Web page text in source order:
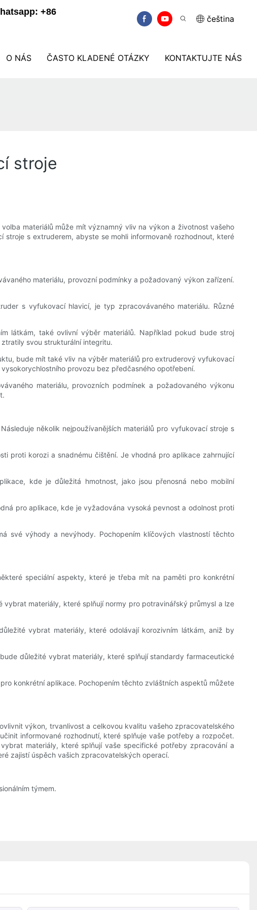
+86
čeština
O NÁS ČASTO KLADENÉ OTÁZKY KONTAKTUJTE NÁS
stroje
materiálů může mít významný vliv na výkon a životnost vašeho
s extruderem, abyste se mohli informovaně rozhodnout, které
materiálu, provozní podmínky a požadovaný výkon zařízení.
s vyfukovací hlavicí, je typ zpracovávaného materiálu. Různé
látkám, také ovlivní výběr materiálů. Například pokud bude stroj
svou strukturální integritu.
bude mít také vliv na výběr materiálů pro extruderový vyfukovací
provozu bez předčasného opotřebení.
materiálu, provozních podmínek a požadovaného výkonu
několik nejpoužívanějších materiálů pro vyfukovací stroje s
proti korozi a snadnému čištění. Je vhodná pro aplikace zahrnující
kde je důležitá hmotnost, jako jsou přenosná nebo mobilní
pro aplikace, kde je vyžadována vysoká pevnost a odolnost proti
své výhody a nevýhody. Pochopením klíčových vlastností těchto
speciální aspekty, které je třeba mít na paměti pro konkrétní
materiály, které splňují normy pro potravinářský průmysl a lze
vybrat materiály, které odolávají korozivním látkám, aniž by
důležité vybrat materiály, které splňují standardy farmaceutické
konkrétní aplikace. Pochopením těchto zvláštních aspektů můžete
výkon, trvanlivost a celkovou kvalitu vašeho zpracovatelského
informované rozhodnutí, které splňuje vaše potřeby a rozpočet.
materiály, které splňují vaše specifické potřeby zpracování a
zajistí úspěch vašich zpracovatelských operací.
týmem.